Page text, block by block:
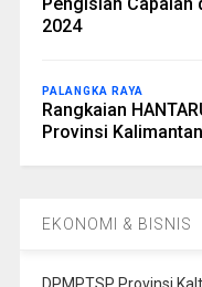
2024
PALANGKA RAYA
Rangkaian
Provinsi
EKONOMI & BISNIS